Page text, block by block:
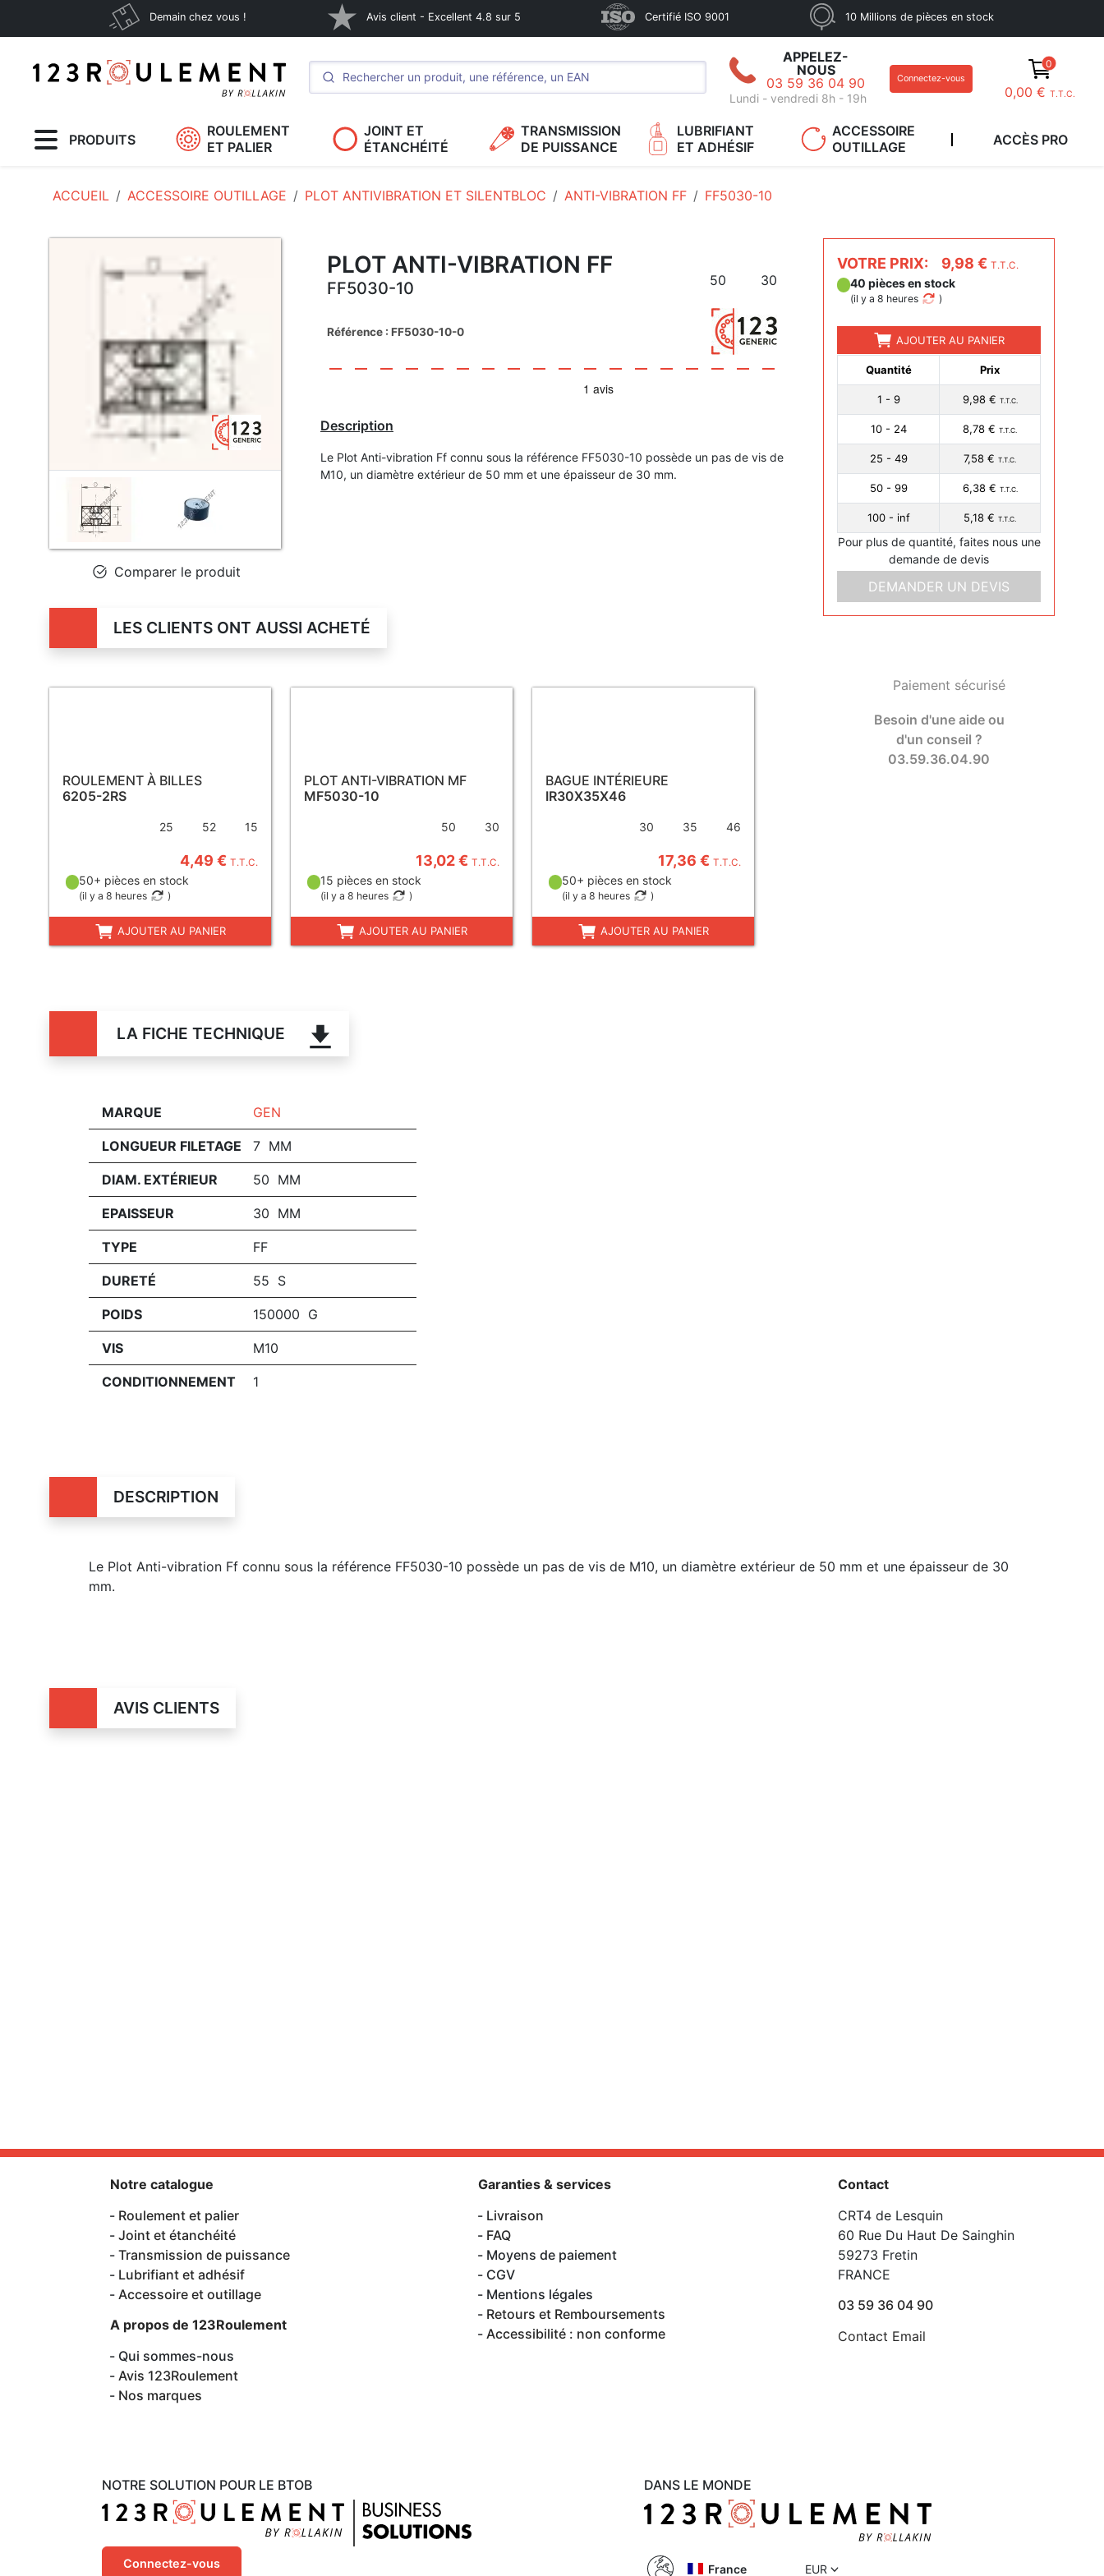
Demain chez vous ! Avis client - Excellent 4.8 sur 5 Certifié ISO 9001 10 Millions de pièces en stock
APPELEZ-
NOUS
03 59 36 04 90
Lundi - vendredi 8h - 19h
Connectez-vous
0
0,00 € T.T.C.
PRODUITS
ROULEMENT
ET PALIER
JOINT ET
ÉTANCHÉITÉ
TRANSMISSION
DE PUISSANCE
LUBRIFIANT
ET ADHÉSIF
ACCESSOIRE
OUTILLAGE
ACCÈS PRO
ACCUEIL ACCESSOIRE OUTILLAGE PLOT ANTIVIBRATION ET SILENTBLOC ANTI-VIBRATION FF FF5030-10
Comparer le produit
PLOT ANTI-VIBRATION FF
FF5030-10 50 30
Référence : FF5030-10-0
Description
Le Plot Anti-vibration Ff connu sous la référence FF5030-10 possède un pas de vis de
M10, un diamètre extérieur de 50 mm et une épaisseur de 30 mm.
VOTRE PRIX: 9,98 € T.T.C.
40 pièces en stock
(il y a 8 heures )
AJOUTER AU PANIER
Quantité Prix
1 - 9 9,98 € T.T.C.
10 - 24 8,78 € T.T.C.
25 - 49 7,58 € T.T.C.
50 - 99 6,38 € T.T.C.
100 - inf 5,18 € T.T.C.
Pour plus de quantité, faites nous une
demande de devis
DEMANDER UN DEVIS
Paiement sécurisé
Besoin d'une aide ou
d'un conseil ?
03.59.36.04.90
LES CLIENTS ONT AUSSI ACHETÉ
ROULEMENT À BILLES
6205-2RS
25 52 15
4,49 € T.T.C.
50+ pièces en stock
(il y a 8 heures )
AJOUTER AU PANIER
PLOT ANTI-VIBRATION MF
MF5030-10
50 30
13,02 € T.T.C.
15 pièces en stock
(il y a 8 heures )
AJOUTER AU PANIER
BAGUE INTÉRIEURE
IR30X35X46
30 35 46
17,36 € T.T.C.
50+ pièces en stock
(il y a 8 heures )
AJOUTER AU PANIER
LA FICHE TECHNIQUE
MARQUE GEN
LONGUEUR FILETAGE 7 MM
DIAM. EXTÉRIEUR 50 MM
EPAISSEUR 30 MM
TYPE FF
DURETÉ 55 S
POIDS 150000 G
VIS M10
CONDITIONNEMENT 1
DESCRIPTION
Le Plot Anti-vibration Ff connu sous la référence FF5030-10 possède un pas de vis de M10, un diamètre extérieur de 50 mm et une épaisseur de 30
mm.
AVIS CLIENTS
NOTRE SOLUTION POUR LE BTOB
Connectez-vous
Notre catalogue
Roulement et palier
Joint et étanchéité
Transmission de puissance
Lubrifiant et adhésif
Accessoire et outillage
A propos de 123Roulement
Qui sommes-nous
Avis 123Roulement
Nos marques
Garanties & services
Livraison
FAQ
Moyens de paiement
CGV
Mentions légales
Retours et Remboursements
Accessibilité : non conforme
Contact
CRT4 de Lesquin
60 Rue Du Haut De Sainghin
59273 Fretin
FRANCE
03 59 36 04 90
Contact Email
DANS LE MONDE
France EUR